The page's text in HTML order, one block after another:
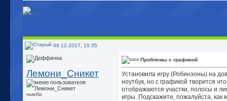
09.12.2017, 15:35
Лемони_Сникет
ньюби
Проблемы с графикой
Установила игру (Робинзоны) на
ноутбук, но с графикой творится
отображаются участки, полосы и
игры..Подскажите, пожалуйста, как